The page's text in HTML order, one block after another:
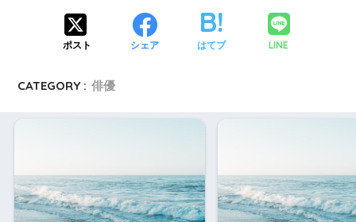
ポスト シェア はてブ LINE
CATEGORY : 俳優